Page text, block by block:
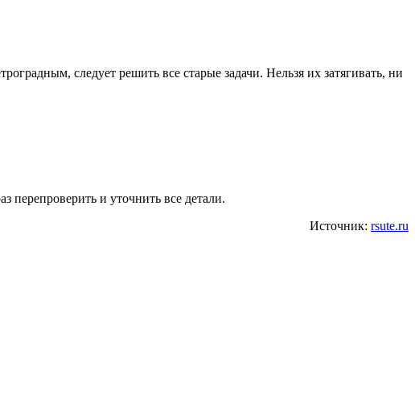
следует решить все старые задачи. Нельзя их затягивать, ни
перепроверить и уточнить все детали.
Источник: rsute.ru